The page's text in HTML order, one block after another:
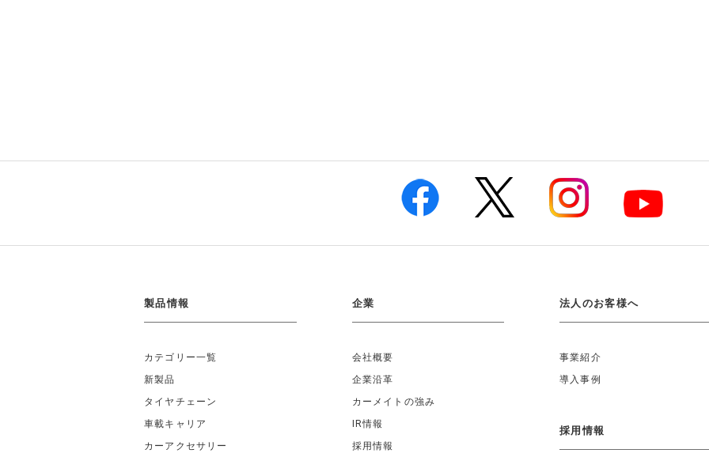
製品情報
カテゴリー一覧
新製品
タイヤチェーン
車載キャリア
カーアクセサリー
企業
会社概要
企業沿革
カーメイトの強み
IR情報
採用情報
法人のお客様へ
事業紹介
導入事例
採用情報